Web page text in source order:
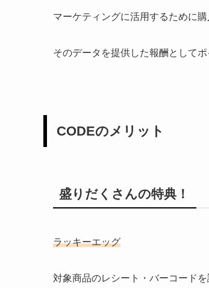
マーケティングに活用するために
そのデータを提供した報酬として
CODEのメリット
盛りだくさんの特典！
ラッキーエッグ
対象商品のレシート・バーコード